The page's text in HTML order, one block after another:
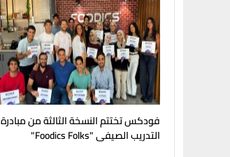
فودكس تختتم النسخة الثالثة من مبادرة
التدريب الصيفى "Foodics Folks"